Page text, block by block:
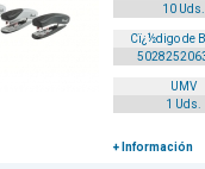
10 Uds.
Cï¿½digo de
UMV
1 Uds.
+ Información